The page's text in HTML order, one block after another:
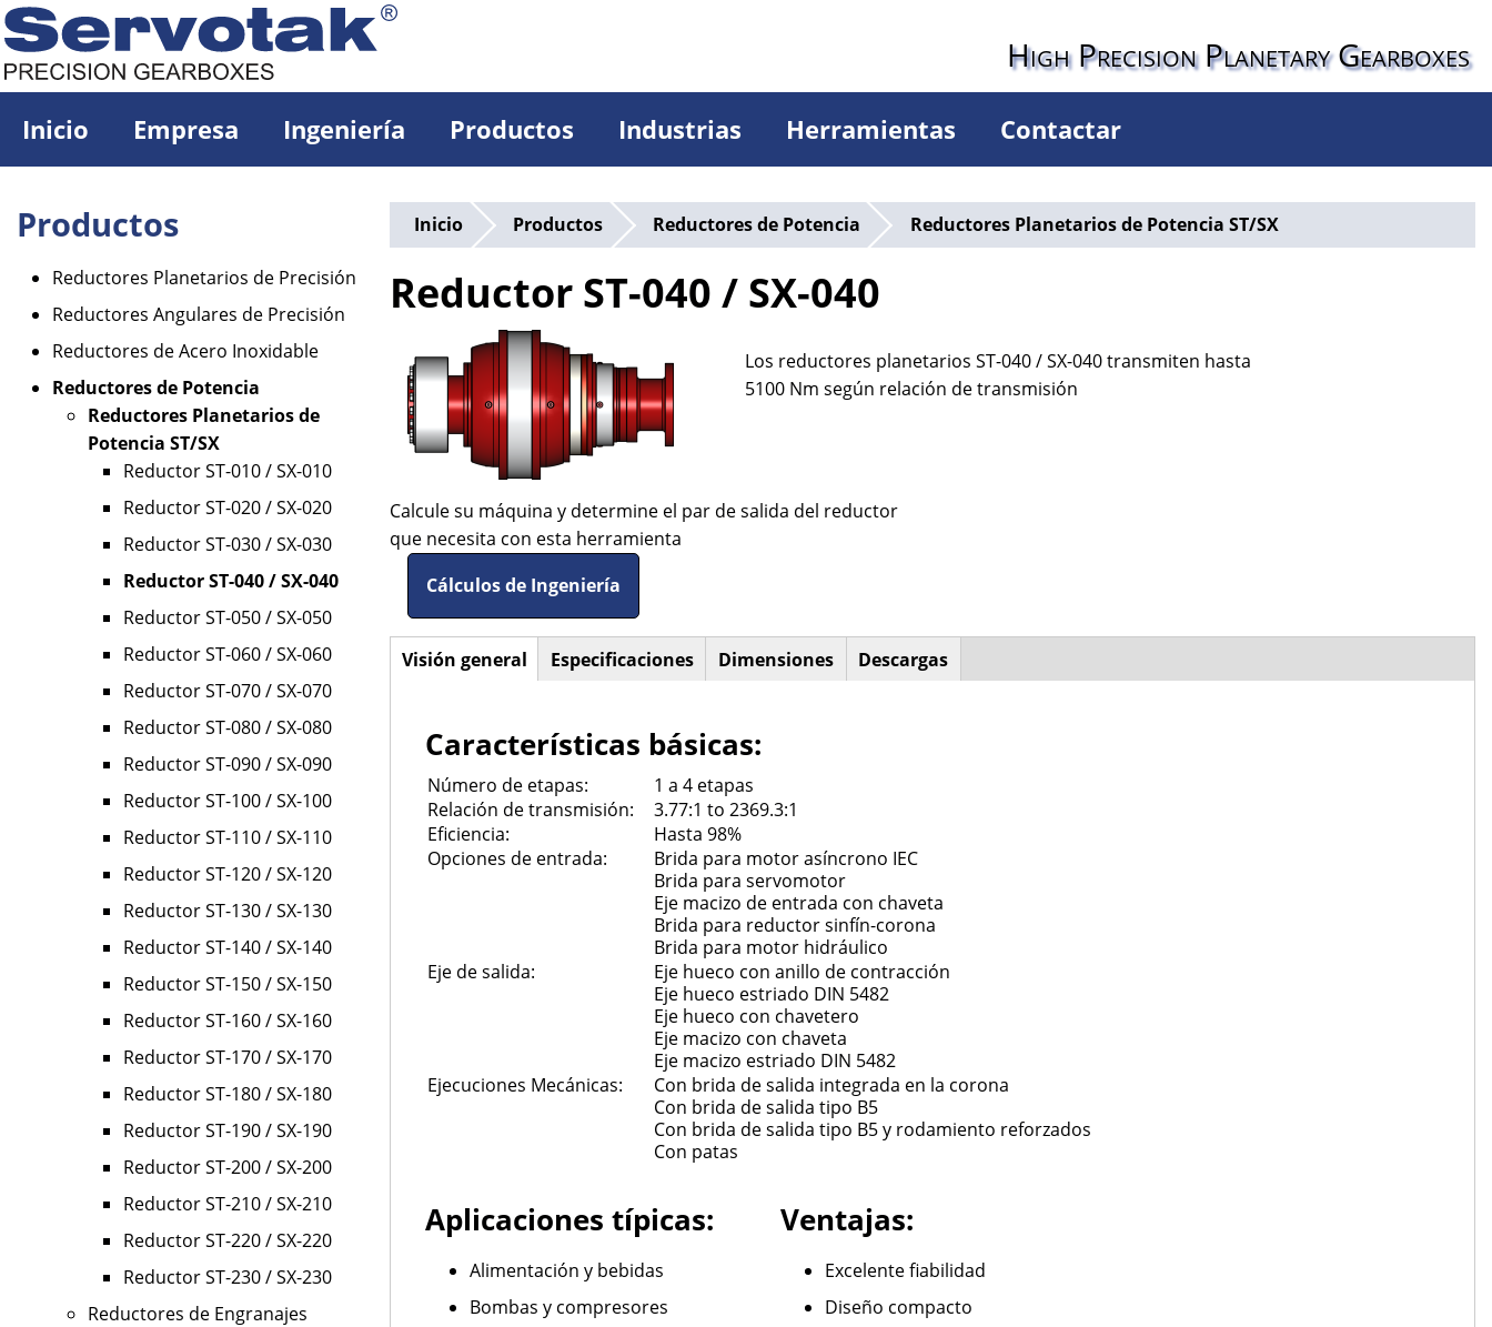
Pasar
al
contenido
principal
High Precision Planetary Gearboxes
Inicio Empresa Ingeniería Productos Industrias Herramientas Contactar
Productos
Reductores Planetarios de Precisión
Reductores Angulares de Precisión
Reductores de Acero Inoxidable
Reductores de Potencia
Reductores Planetarios de
Potencia ST/SX
Reductor ST-010 / SX-010
Reductor ST-020 / SX-020
Reductor ST-030 / SX-030
Reductor ST-040 / SX-040
Reductor ST-050 / SX-050
Reductor ST-060 / SX-060
Reductor ST-070 / SX-070
Reductor ST-080 / SX-080
Reductor ST-090 / SX-090
Reductor ST-100 / SX-100
Reductor ST-110 / SX-110
Reductor ST-120 / SX-120
Reductor ST-130 / SX-130
Reductor ST-140 / SX-140
Reductor ST-150 / SX-150
Reductor ST-160 / SX-160
Reductor ST-170 / SX-170
Reductor ST-180 / SX-180
Reductor ST-190 / SX-190
Reductor ST-200 / SX-200
Reductor ST-210 / SX-210
Reductor ST-220 / SX-220
Reductor ST-230 / SX-230
Reductores de Engranajes
Inicio Productos Reductores de Potencia Reductores Planetarios de Potencia ST/SX
Reductor ST-040 / SX-040
Los reductores planetarios ST-040 / SX-040 transmiten hasta
5100 Nm según relación de transmisión
Calcule su máquina y determine el par de salida del reductor
que necesita con esta herramienta
Cálculos de Ingeniería
Horizontal
Visión general (solapa
activa)
Especificaciones Dimensiones Descargas
Características básicas:
Número de etapas:
1 a 4 etapas
Relación de transmisión:
3.77:1 to 2369.3:1
Eficiencia:
Hasta 98%
Opciones de entrada:
Brida para motor asíncrono IEC
Brida para servomotor
Eje macizo de entrada con chaveta
Brida para reductor sinfín-corona
Brida para motor hidráulico
Eje de salida:
Eje hueco con anillo de contracción
Eje hueco estriado DIN 5482
Eje hueco con chavetero
Eje macizo con chaveta
Eje macizo estriado DIN 5482
Ejecuciones Mecánicas:
Con brida de salida integrada en la corona
Con brida de salida tipo B5
Con brida de salida tipo B5 y rodamiento reforzados
Con patas
Aplicaciones típicas:
Alimentación y bebidas
Bombas y compresores
Ventajas:
Excelente fiabilidad
Diseño compacto